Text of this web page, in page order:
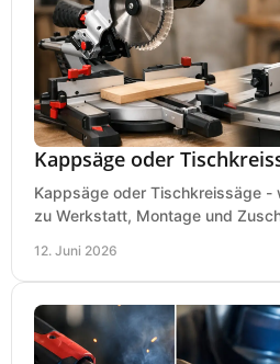
Kappsäge oder
Kappsäge oder Tischkreissäge
zu Werkstatt, Montage und
12. Juni 2026